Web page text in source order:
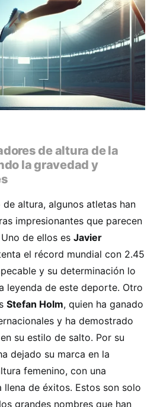
de altura de la
la gravedad y
altura, algunos atletas han
impresionantes que parecen
de ellos es Javier
el récord mundial con 2.45
y su determinación lo
leyenda de este deporte. Otro
Stefan Holm, quien ha ganado
y ha demostrado
su estilo de salto. Por su
dejado su marca en la
femenino, con una
llena de éxitos. Estos son solo
grandes nombres que han